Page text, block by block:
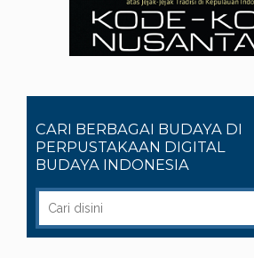
CARI BERBAGAI BUDAYA DI
PERPUSTAKAAN DIGITAL
BUDAYA INDONESIA